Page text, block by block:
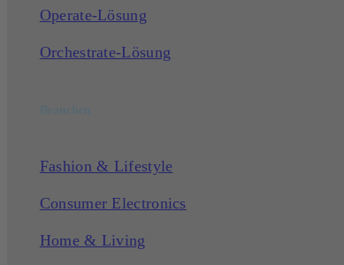
Operate-Lösung
Orchestrate-Lösung
Fashion & Lifestyle
Consumer Electronics
Home & Living